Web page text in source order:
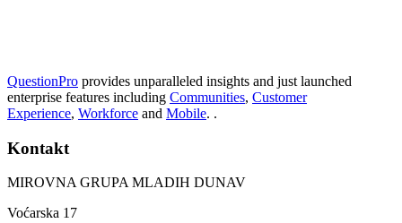
QuestionPro provides unparalleled insights and just launched
enterprise features including Communities, Customer
Experience, Workforce and Mobile. .
Kontakt
MIROVNA GRUPA MLADIH DUNAV
Voćarska 17